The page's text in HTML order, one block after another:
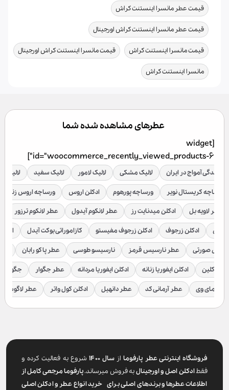
قیمت عطر مانسرا اینستنت کراش ,
قیمت عطر مانسرا اینستنت کراش اورجینال ,
قیمت مانسرا اینستنت کراش , قیمت مانسرا اینستنت کراش اورجینال ,
مانسرا اینستنت کراش
عطرهای مشاهده شده شما
[widget
id="woocommerce_recently_viewed_products-6"]
نمایندگی آمواج در ایران لالیک مشکی لالیک لامور لالیک سفید لالیک
ورساچه کریستال نویر ورساچه پورهوم ادکلن اروس ورساچه اروس زنانه
عطر لاویه بل ادکلن میدنایت رز عطر لانکوم آیدول عطر لانکوم ترزور
ادکلن زرجوف ادکلن زرجوف مفیستو کازاموراتی بوکت آیدل
صورتی عطر نارسیس قرمز نارسیسو طوسی عطر پاکو رابان
کلین ادکلن ایفوریا زنانه ادکلن ایفوریا مردانه عطر جگوار جگوار
عطر مای وی عطر آرمانی کد عطر دانهیل ادکلن کول واتر عطر لاگوست
فروشگاه اینترنتی عطر پارفوما از سال ۱۴۰۰
شروع به فعالیت کرده و
فقطادکلن اصل و اورجینالبه فروش میرساند.پارفومامرجعی کامل از
اطلاعات عطرها و برندهای اصلی برای خرید انواع عطر و ادکلن اصلی